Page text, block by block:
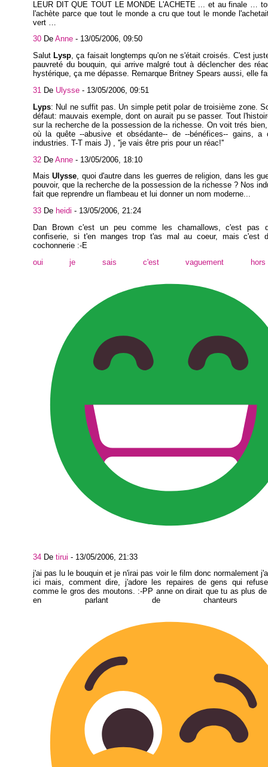
LEUR DIT QUE TOUT LE MONDE L'ACHETE ... et au finale …
l'achète parce que tout le monde a cru que tout le monde
vert …
30 De Anne - 13/05/2006, 09:50
Salut Lysp, ça faisait longtemps qu'on ne s'était croisés. C'est
pauvreté du bouquin, qui arrive malgré tout à déclencher des
hystérique, ça me dépasse. Remarque Britney Spears aussi, elle
31 De Ulysse - 13/05/2006, 09:51
Lyps: Nul ne suffit pas. Un simple petit polar de troisième zone.
défaut: mauvais exemple, dont on aurait pu se passer. Tout
sur la recherche de la possession de la richesse. On voit trés
où la quête --abusive et obsédante-- de --bénéfices-- gains, a
industries. T-T mais J) , ''je vais être pris pour un réac!''
32 De Anne - 13/05/2006, 18:10
MaisUlysse, quoi d'autre dans les guerres de religion, dans les
pouvoir, que la recherche de la possession de la richesse ? Nos
fait que reprendre un flambeau et lui donner un nom moderne...
33 De heidi - 13/05/2006, 21:24
Dan Brown c'est un peu comme les chamallows, c'est pas
confiserie, si t'en manges trop t'as mal au coeur, mais c'est
cochonnerie :-E
oui je sais c'est vaguement
34 De tirui - 13/05/2006, 21:33
j'ai pas lu le bouquin et je n'irai pas voir le film donc normalement
ici mais, comment dire, j'adore les repaires de gens qui
comme le gros des moutons. :-PP anne on dirait que tu as plus
en parlant de chanteurs